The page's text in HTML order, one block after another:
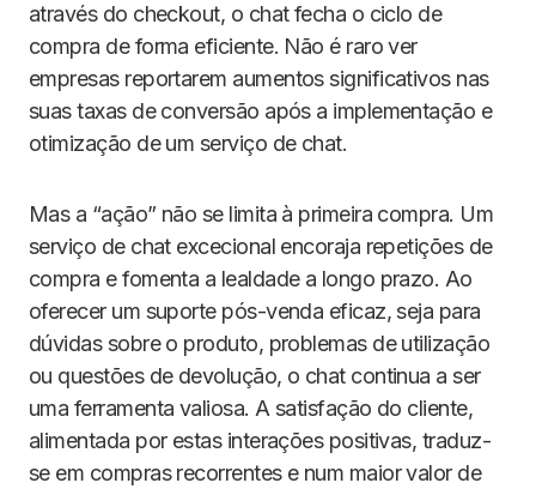
através do checkout, o chat fecha o ciclo de
compra de forma eficiente. Não é raro ver
empresas reportarem aumentos significativos nas
suas taxas de conversão após a implementação e
otimização de um serviço de chat.
Mas a “ação” não se limita à primeira compra. Um
serviço de chat excecional encoraja repetições de
compra e fomenta a lealdade a longo prazo. Ao
oferecer um suporte pós-venda eficaz, seja para
dúvidas sobre o produto, problemas de utilização
ou questões de devolução, o chat continua a ser
uma ferramenta valiosa. A satisfação do cliente,
alimentada por estas interações positivas, traduz-
se em compras recorrentes e num maior valor de